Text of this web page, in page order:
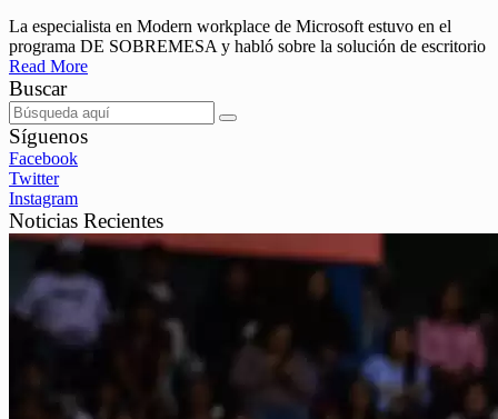
La especialista en Modern workplace de Microsoft estuvo en el
programa DE SOBREMESA y habló sobre la solución de escritorio
Read More
Buscar
Síguenos
Facebook
Twitter
Instagram
Noticias Recientes